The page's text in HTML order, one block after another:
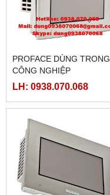
PROFACE DÙNG TRONG
CÔNG NGHIỆP
PFXGP4401TAD, 7.5INCH
LH: 0938.070.068